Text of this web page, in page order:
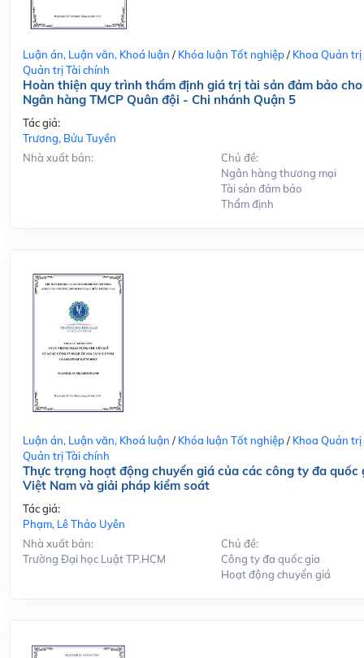
Luận án, Luận văn, Khoá luận / Khóa luận Tốt nghiệp/ Khoa Quản trị
Quản trị Tài chính
Hoàn thiện quy trình thẩm định giá trị tài sản đảm bảo
Ngân hàng TMCP Quân đội - Chi nhánh Quận 5
Tác giả:
Trương, Bửu Tuyền
Nhà xuất bản:
Chủ đề:
Ngân hàng thương mại
Tài sản đảm bảo
Thẩm định
Luận án, Luận văn, Khoá luận / Khóa luận Tốt nghiệp/ Khoa Quản trị
Quản trị Tài chính
Thực trạng hoạt động chuyển giá của các công ty đa quốc
Việt Nam và giải pháp kiểm soát
Tác giả:
Phạm, Lê Thảo Uyên
Nhà xuất bản:
Trường Đại học Luật TP.HCM
Chủ đề:
Công ty đa quốc gia
Hoạt động chuyển giá